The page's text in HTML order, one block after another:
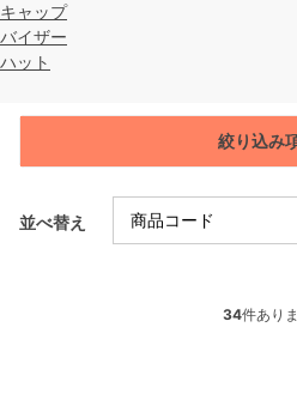
キャップ
バイザー
ハット
絞り込み
並べ替え
34件あり